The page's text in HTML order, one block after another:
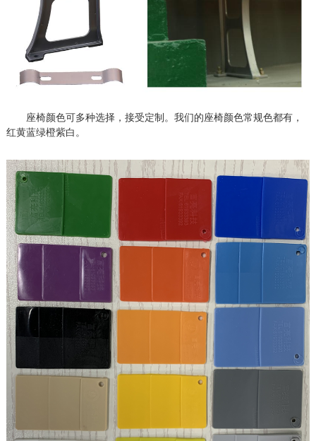
座椅颜色可多种选择，接受定制。我们的座椅颜色常规色都有，
红黄蓝绿橙紫白。